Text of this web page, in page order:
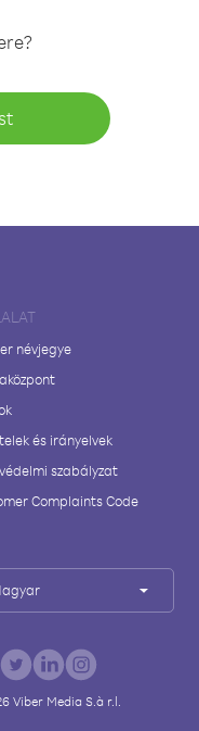
névjegye
és irányelvek
szabályzat
Complaints Code
Viber Media S.à r.l.